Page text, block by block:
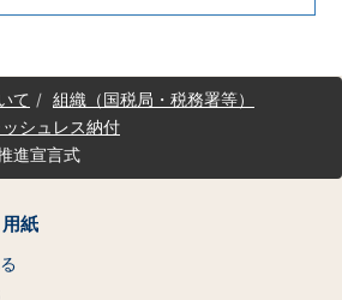
て
組織（国税局・税務署等）
シュレス納付
進宣言式
紙